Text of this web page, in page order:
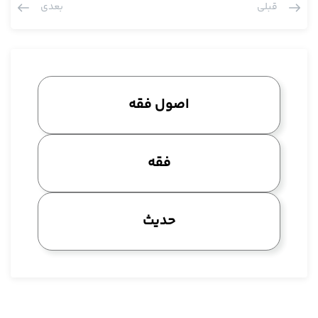
شما یک جا فرمودید انجام بده یک جا فرمودید انجام نده، این در
بحثی که بین صحابه بوده که مثلا می گفته من سمعت رسول الله، آن
می گفته سمعت رسول الله و لذا عرض کردیم با این مطلب به این
نتیجه می رسیم که تعارض در روایات رسول الله ثبوتی نیست اثباتی
است، اگر ثبوتی بود از خود پیغمبر باید سوال می کردند و تعارض در
روایات ما تا آن جایی که من می دانم از امام سجاد و امام باقر هم
تعارض روایات ما از امام صادق است و عرض هم کردیم لفظ تعارض در
روایات نداریم، احتمالا یک اصطلاح اهل سنت باشد و إلا اختلاف حدیث
داریم، تعبیر مختلفة الحدیث مال ابن قتیبه داریم، در روایات ما
حدیثین مختلف داریم، احدهما یامر و الاخر ینهی، این اصطلاح را هم
قبلی بعدی
اصول فقه
فقه
حدیث